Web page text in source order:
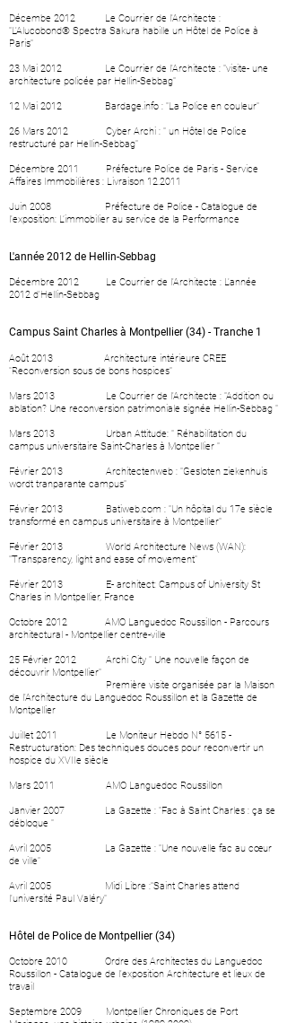
Décembe 2012 Le Courrier de l'Architecte :
"L'Alucobond® Spectra Sakura habille un Hôtel de Police à
Paris"
23 Mai 2012 Le Courrier de l'Architecte : "visite- une
architecture policée par Hellin-Sebbag"
12 Mai 2012 Bardage.info : "La Police en couleur"
26 Mars 2012 Cyber Archi : " un Hôtel de Police
restructuré par Hellin-Sebbag"
Décembre 2011 Préfecture Police de Paris - Service
Affaires Immobilières : Livraison 12.2011
Juin 2008 Préfecture de Police - Catalogue de
l'exposition: L’immobilier au service de la Performance
L'année 2012 de Hellin-Sebbag
Décembre 2012 Le Courrier de l'Architecte : L'année
2012 d'Hellin-Sebbag
Campus Saint Charles à Montpellier (34) - Tranche 1
Août 2013 Architecture intérieure CREE
"Reconversion sous de bons hospices"
Mars 2013 Le Courrier de l'Architecte : "Addition ou
ablation? Une reconversion patrimoniale signée Hellin-Sebbag "
Mars 2013 Urban Attitude: " Réhabilitation du
campus universitaire Saint-Charles à Montpellier "
Février 2013 Architectenweb : "Gesloten ziekenhuis
wordt tranparante campus"
Février 2013 Batiweb.com : "Un hôpital du 17e siècle
transformé en campus universitaire à Montpellier"
Février 2013 World Architecture News (WAN):
"Transparency, light and ease of movement"
Février 2013 E- architect: Campus of University St
Charles in Montpellier, France
Octobre 2012 AMO Languedoc Roussillon - Parcours
architectural - Montpellier centre-ville
25 Février 2012 Archi City " Une nouvelle façon de
découvrir Montpellier"
Première visite organisée par la Maison
de l'Architecture du Languedoc Roussillon et la Gazette de
Montpellier
Juillet 2011 Le Moniteur Hebdo N° 5615 -
Restructuration: Des techniques douces pour reconvertir un
hospice du XVIIe siècle
Mars 2011 AMO Languedoc Roussillon
Janvier 2007 La Gazette : "Fac à Saint Charles : ça se
débloque "
Avril 2005 La Gazette : "Une nouvelle fac au cœur
de ville"
Avril 2005 Midi Libre :"Saint Charles attend
l'université Paul Valéry"
Hôtel de Police de Montpellier (34)
Octobre 2010 Ordre des Architectes du Languedoc
Roussillon - Catalogue de l'exposition Architecture et lieux de
travail
Septembre 2009 Montpellier Chroniques de Port